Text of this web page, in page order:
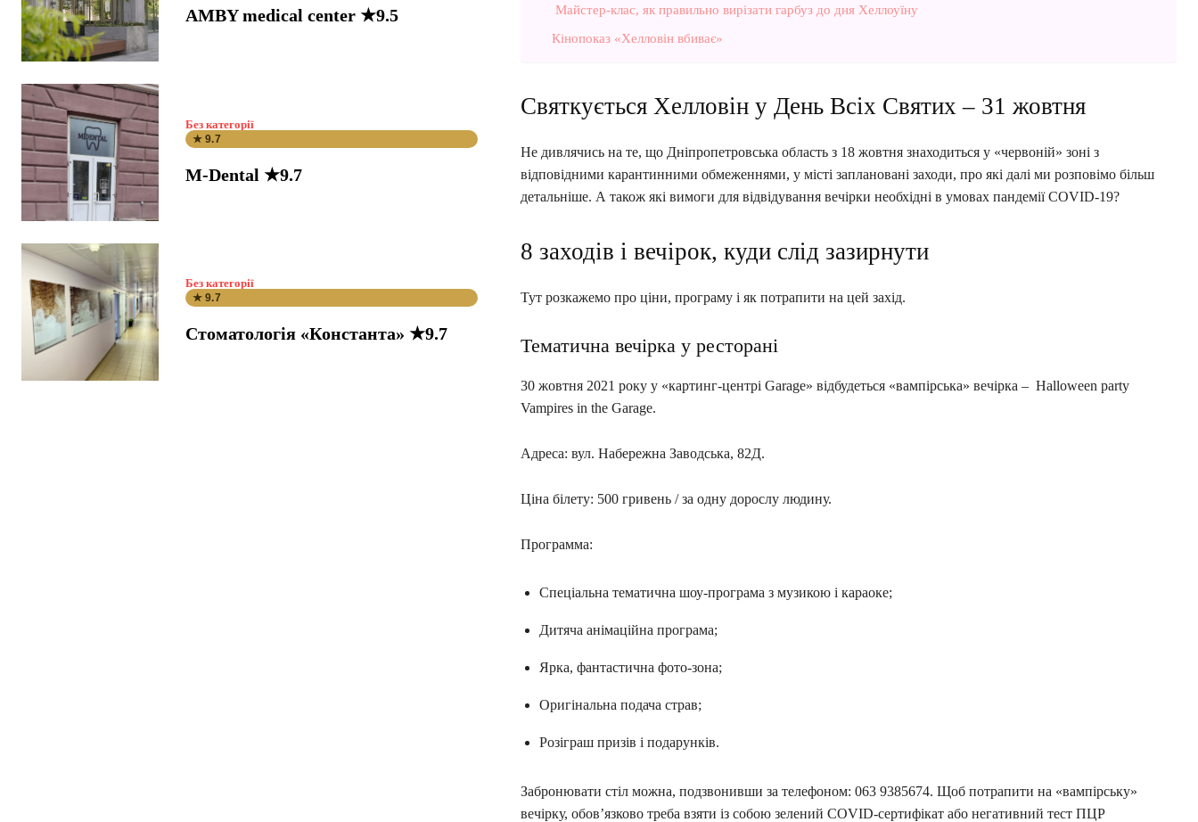
AMBY medical center ★9.5
Без категорії
★ 9.7
M-Dental ★9.7
Без категорії
★ 9.7
Стоматологія «Константа» ★9.7
Майстер-клас, як правильно вирізати гарбуз до дня Хеллоуїну
Кінопоказ «Хелловін вбиває»
Святкується Хелловін у День Всіх Святих – 31 жовтня
Не дивлячись на те, що Дніпропетровська область з 18 жовтня знаходиться у «червоній» зоні з
відповідними карантинними обмеженнями, у місті заплановані заходи, про які далі ми розповімо більш
детальніше. А також які вимоги для відвідування вечірки необхідні в умовах пандемії COVID-19?
8 заходів і вечірок, куди слід зазирнути
Тут розкажемо про ціни, програму і як потрапити на цей захід.
Тематична вечірка у ресторані
30 жовтня 2021 року у «картинг-центрі Garage» відбудеться «вампірська» вечірка – Halloween party
Vampires in the Garage.
Адреса: вул. Набережна Заводська, 82Д.
Ціна білету: 500 гривень / за одну дорослу людину.
Программа:
Спеціальна тематична шоу-програма з музикою і караоке;
Дитяча анімаційна програма;
Ярка, фантастична фото-зона;
Оригінальна подача страв;
Розіграш призів і подарунків.
Забронювати стіл можна, подзвонивши за телефоном: 063 9385674. Щоб потрапити на «вампірську»
вечірку, обов’язково треба взяти із собою зелений COVID-сертифікат або негативний тест ПЦР